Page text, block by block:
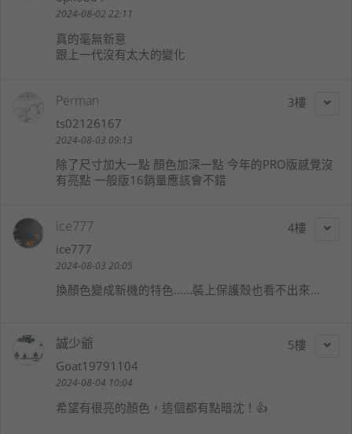
2024-08-02 22:11
真的毫無新意
跟上一代沒有太大的變化
3
Perman
ts02126167
2024-08-03 09:13
除了尺寸加大一點 顏色加深一點 今年的PRO版感覺沒
有亮點 一般版16銷量應該會不錯
4
ice777
ice777
2024-08-03 20:05
換顏色變成新機的特色......裝上保護殼也看不出來...
5
誠少爺
Goat19791104
2024-08-04 10:04
希望有很亮的顏色，這個都有點暗沈！👍